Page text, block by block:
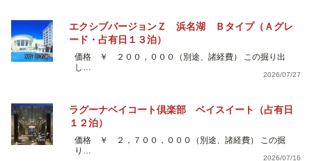
エクシブバージョンＺ 浜名湖 Ｂタイプ（Ａグレ
ード・占有日１３泊）
価格 ￥ ２００，０００（別途、諸経費） この掘り出
し…
2026/07/27
ラグーナベイコート倶楽部 ベイスイート（占有日
１２泊）
価格 ￥ ２，７００，０００（別途、諸経費） この掘
り…
2026/07/16